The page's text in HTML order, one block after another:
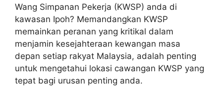
Wang Simpanan Pekerja (KWSP) anda di
kawasan Ipoh? Memandangkan KWSP
memainkan peranan yang kritikal dalam
menjamin kesejahteraan kewangan masa
depan setiap rakyat Malaysia, adalah penting
untuk mengetahui lokasi cawangan KWSP yang
tepat bagi urusan penting anda.